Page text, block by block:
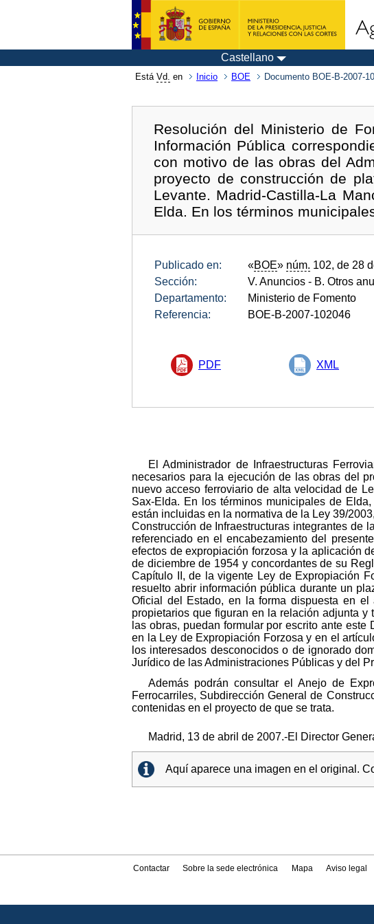
Castellano
Está Vd. en Inicio BOE Documento BOE-B-2007-
Resolución del Ministerio de
Información Pública
con motivo de las obras del
proyecto de construcción de
Levante. Madrid-Castilla-La
Elda. En los términos
Publicado en: «BOE» núm. 102, de 28
Sección:
V. Anuncios - B. Otros
Departamento:
Ministerio de Fomento
Referencia:
BOE-B-2007-102046
PDF XML
El Administrador de Infraestructuras
necesarios para la ejecución de las obras del
nuevo acceso ferroviario de alta velocidad de
Sax-Elda. En los términos municipales de
están incluidas en la normativa de la Ley 39/
Construcción de Infraestructuras integrantes de
referenciado en el encabezamiento del
efectos de expropiación forzosa y la aplicación
de diciembre de 1954 y concordantes de su
Capítulo II, de la vigente Ley de Expropiación
resuelto abrir información pública durante un
Oficial del Estado, en la forma dispuesta en
propietarios que figuran en la relación adjunta
las obras, puedan formular por escrito ante
en la Ley de Expropiación Forzosa y en el
los interesados desconocidos o de ignorado
Jurídico de las Administraciones Públicas y del
Además podrán consultar el Anejo de
Ferrocarriles, Subdirección General de
contenidas en el proyecto de que se trata.
Madrid, 13 de abril de 2007.-El Director
Aquí aparece una imagen en el original.
Contactar Sobre la sede electrónica Mapa Aviso legal